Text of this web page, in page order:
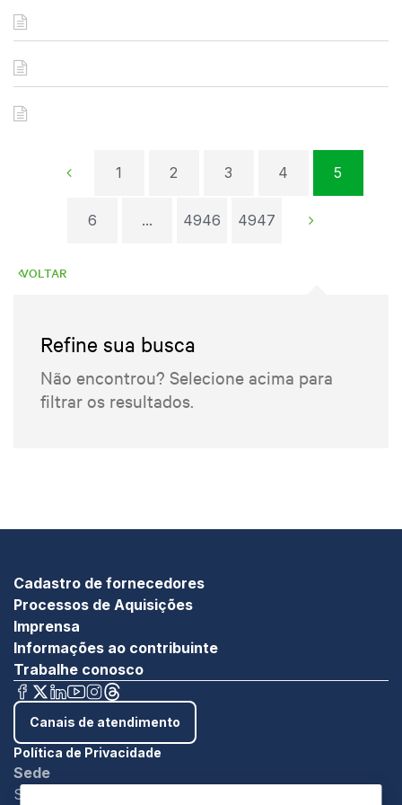
1 2 3 4 5
6 ... 4946 4947
VOLTAR
Refine sua busca
Não encontrou? Selecione acima para
filtrar os resultados.
Cadastro de fornecedores
Processos de Aquisições
Imprensa
Informações ao contribuinte
Trabalhe conosco
Canais de atendimento
Política de Privacidade
Sede
SBN - Quadra 1 - Bloco C Ed. Roberto Simonsen